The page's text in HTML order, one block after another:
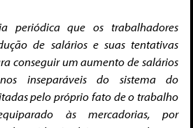
periódica que os trabalhadores
de salários e suas tentativas
conseguir um aumento de salários
inseparáveis do sistema do
pelo próprio fato de o trabalho
às mercadorias, por